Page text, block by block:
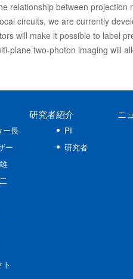
relationship between
circuits, we are currently
will make it possible to label
plane two-photon imaging will
ー長
ー
研究者紹介
PI
研究者
ニ